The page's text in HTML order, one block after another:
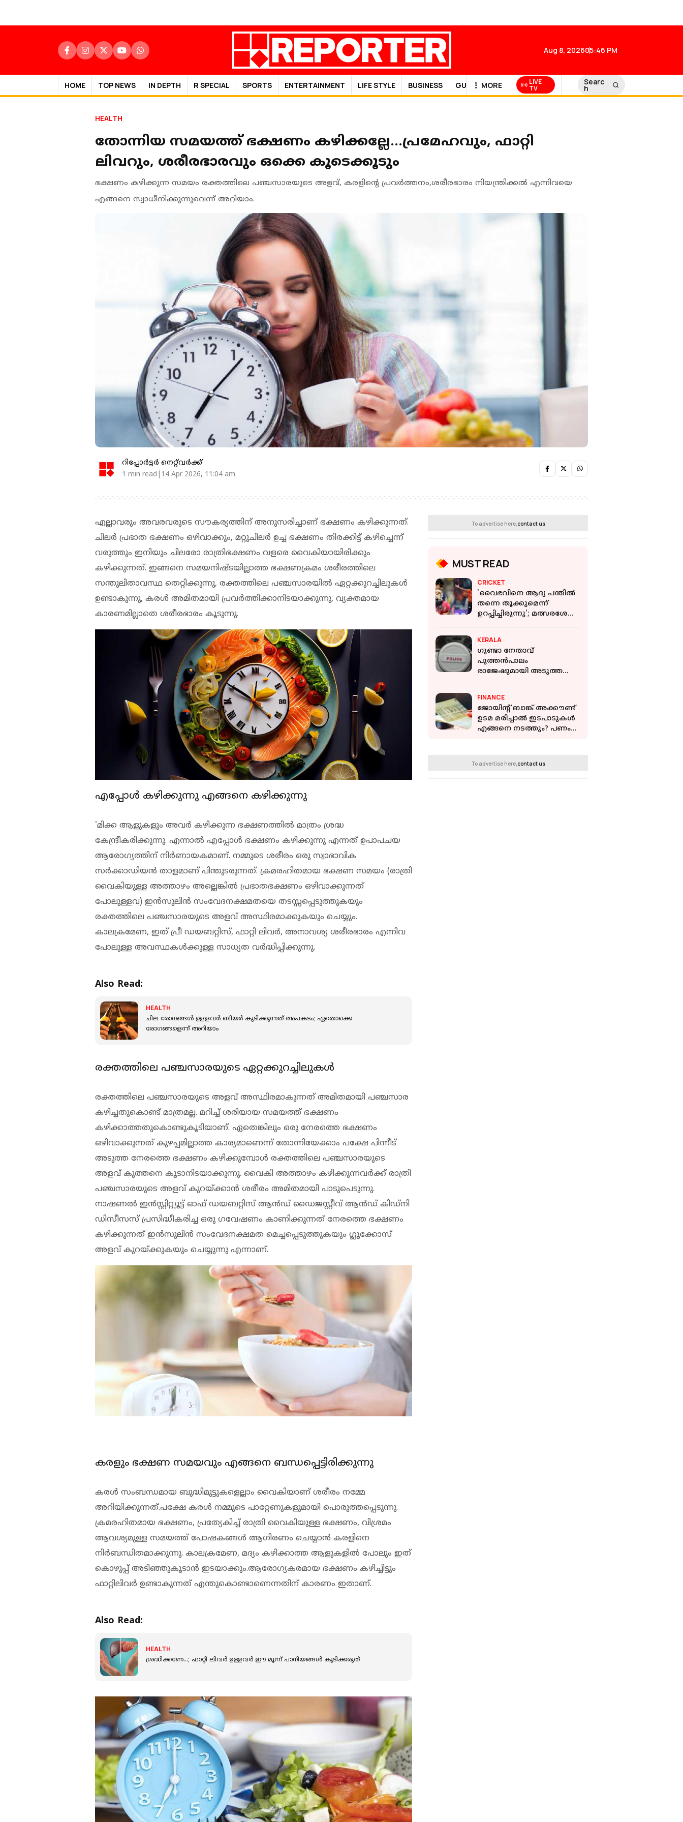
Aug 8, 202605:46 PM
HOME TOP NEWS IN DEPTH R SPECIAL SPORTS ENTERTAINMENT LIFE STYLE BUSINESS GULF NEWS
MORE LIVE
TV
Searc
h
HEALTH
തോന്നിയ സമയത്ത് ഭക്ഷണം കഴിക്കല്ലേ...പ്രമേഹവും, ഫാറ്റി
ലിവറും, ശരീരഭാരവും ഒക്കെ കൂടെക്കൂടും
ഭക്ഷണം കഴിക്കുന്ന സമയം രക്തത്തിലെ പഞ്ചസാരയുടെ അളവ്, കരളിന്റെ പ്രവര്‍ത്തനം,ശരീരഭാരം നിയന്ത്രിക്കല്‍ എന്നിവയെ
എങ്ങനെ സ്വാധീനിക്കുന്നുവെന്ന് അറിയാം.
റിപ്പോർട്ടർ നെറ്റ്‌വര്‍ക്ക്‌
1 min read|14 Apr 2026, 11:04 am
എല്ലാവരും അവരവരുടെ സൗകര്യത്തിന് അനുസരിച്ചാണ് ഭക്ഷണം കഴിക്കുന്നത്.
ചിലര്‍ പ്രഭാത ഭക്ഷണം ഒഴിവാക്കും, മറ്റുചിലര്‍ ഉച്ച ഭക്ഷണം തിരക്കിട്ട് കഴിച്ചെന്ന്
വരുത്തും ഇനിയും ചിലരോ രാത്രിഭക്ഷണം വളരെ വൈകിയായിരിക്കും
കഴിക്കുന്നത്. ഇങ്ങനെ സമയനിഷ്ടയില്ലാത്ത ഭക്ഷണക്രമം ശരീരത്തിലെ
സന്തുലിതാവസ്ഥ തെറ്റിക്കുന്നു, രക്തത്തിലെ പഞ്ചസാരയില്‍ ഏറ്റക്കുറച്ചിലുകള്‍
ഉണ്ടാകുന്നു, കരള്‍ അമിതമായി പ്രവര്‍ത്തിക്കാനിടയാക്കുന്നു, വ്യക്തമായ
കാരണമില്ലാതെ ശരീരഭാരം കൂടുന്നു.
എപ്പോള്‍ കഴിക്കുന്നു എങ്ങനെ കഴിക്കുന്നു
'മിക്ക ആളുകളും അവര്‍ കഴിക്കുന്ന ഭക്ഷണത്തില്‍ മാത്രം ശ്രദ്ധ
കേന്ദ്രീകരിക്കുന്നു. എന്നാല്‍ എപ്പോള്‍ ഭക്ഷണം കഴിക്കുന്നു എന്നത് ഉപാപചയ
ആരോഗ്യത്തിന് നിര്‍ണായകമാണ്. നമ്മുടെ ശരീരം ഒരു സ്വാഭാവിക
സര്‍ക്കാഡിയന്‍ താളമാണ് പിന്തുടരുന്നത്. ക്രമരഹിതമായ ഭക്ഷണ സമയം (രാത്രി
വൈകിയുള്ള അത്താഴം അല്ലെങ്കില്‍ പ്രഭാതഭക്ഷണം ഒഴിവാക്കുന്നത്
പോലുള്ളവ) ഇന്‍സുലിന്‍ സംവേദനക്ഷമതയെ തടസ്സപ്പെടുത്തുകയും
രക്തത്തിലെ പഞ്ചസാരയുടെ അളവ് അസ്ഥിരമാക്കുകയും ചെയ്യും.
കാലക്രമേണ, ഇത് പ്രീ ഡയബറ്റിസ്, ഫാറ്റി ലിവര്‍, അനാവശ്യ ശരീരഭാരം എന്നിവ
പോലുള്ള അവസ്ഥകള്‍ക്കുള്ള സാധ്യത വര്‍ദ്ധിപ്പിക്കുന്നു.
Also Read:
HEALTH
ചില രോഗങ്ങള്‍ ഉളളവര്‍ ബിയര്‍ കുടിക്കുന്നത് അപകടം; ഏതൊക്കെ
രോഗങ്ങളെന്ന് അറിയാം
രക്തത്തിലെ പഞ്ചസാരയുടെ ഏറ്റക്കുറച്ചിലുകള്‍
രക്തത്തിലെ പഞ്ചസാരയുടെ അളവ് അസ്ഥിരമാകുന്നത് അമിതമായി പഞ്ചസാര
കഴിച്ചതുകൊണ്ട് മാത്രമല്ല. മറിച്ച് ശരിയായ സമയത്ത് ഭക്ഷണം
കഴിക്കാത്തതുകൊണ്ടുകൂടിയാണ്. ഏതെങ്കിലും ഒരു നേരത്തെ ഭക്ഷണം
ഒഴിവാക്കുന്നത് കുഴപ്പമില്ലാത്ത കാര്യമാണെന്ന് തോന്നിയേക്കാം പക്ഷേ പിന്നീട്
അടുത്ത നേരത്തെ ഭക്ഷണം കഴിക്കുമ്പോള്‍ രക്തത്തിലെ പഞ്ചസാരയുടെ
അളവ് കുത്തനെ കൂടാനിടയാക്കുന്നു. വൈകി അത്താഴം കഴിക്കുന്നവര്‍ക്ക് രാത്രി
പഞ്ചസാരയുടെ അളവ് കുറയ്ക്കാന്‍ ശരീരം അമിതമായി പാടുപെടുന്നു.
നാഷണല്‍ ഇന്‍സ്റ്റിറ്റ്യൂട്ട് ഓഫ് ഡയബറ്റിസ് ആന്‍ഡ് ഡൈജസ്റ്റീവ് ആന്‍ഡ് കിഡ്‌നി
ഡിസീസസ് പ്രസിദ്ധീകരിച്ച ഒരു ഗവേഷണം കാണിക്കുന്നത് നേരത്തെ ഭക്ഷണം
കഴിക്കുന്നത് ഇന്‍സുലിന്‍ സംവേദനക്ഷമത മെച്ചപ്പെടുത്തുകയും ഗ്ലൂക്കോസ്
അളവ് കുറയ്ക്കുകയും ചെയ്യുന്നു എന്നാണ്.
കരളും ഭക്ഷണ സമയവും എങ്ങനെ ബന്ധപ്പെട്ടിരിക്കുന്നു
കരള്‍ സംബന്ധമായ ബുദ്ധിമുട്ടുകളെല്ലാം വൈകിയാണ് ശരീരം നമ്മേ
അറിയിക്കുന്നത്.പക്ഷേ കരള്‍ നമ്മുടെ പാറ്റേണുകളുമായി പൊരുത്തപ്പെടുന്നു.
ക്രമരഹിതമായ ഭക്ഷണം, പ്രത്യേകിച്ച് രാത്രി വൈകിയുള്ള ഭക്ഷണം, വിശ്രമം
ആവശ്യമുള്ള സമയത്ത് പോഷകങ്ങള്‍ ആഗിരണം ചെയ്യാന്‍ കരളിനെ
നിര്‍ബന്ധിതമാക്കുന്നു. കാലക്രമേണ, മദ്യം കഴിക്കാത്ത ആളുകളില്‍ പോലും ഇത്
കൊഴുപ്പ് അടിഞ്ഞുകൂടാന്‍ ഇടയാക്കും.ആരോഗ്യകരമായ ഭക്ഷണം കഴിച്ചിട്ടും
ഫാറ്റിലിവര്‍ ഉണ്ടാകുന്നത് എന്തുകൊണ്ടാണെന്നതിന് കാരണം ഇതാണ്.
Also Read:
HEALTH
ശ്രദ്ധിക്കണേ...; ഫാറ്റി ലിവര്‍ ഉള്ളവര്‍ ഈ മൂന്ന് പാനിയങ്ങള്‍ കുടിക്കരുത്
To advertise here, contact us
MUST READ
CRICKET
'വൈഭവിനെ ആദ്യ പന്തിൽ
തന്നെ തൂക്കുമെന്ന്
ഉറപ്പിച്ചിരുന്നു'; മത്സരശേഷം
KERALA
ഗുണ്ടാ നേതാവ്
പുത്തൻപാലം
രാജേഷുമായി അടുത്ത
സസ്‌പെൻഡ് ചെയ്തു
FINANCE
ജോയിന്റ് ബാങ്ക് അക്കൗണ്ട്
ഉടമ മരിച്ചാൽ ഇടപാടുകൾ
എങ്ങനെ നടത്തും? പണം
To advertise here, contact us